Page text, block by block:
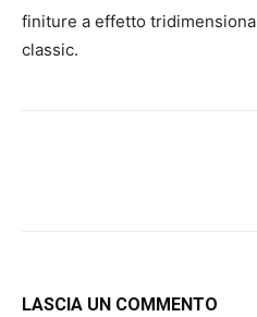
finiture a effetto
classic.
LASCIA UN COMMENTO